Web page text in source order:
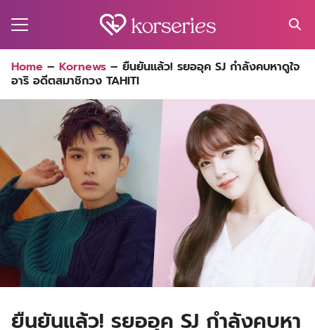
for:
Home – Kornews – ยืนยันแล้ว! รยออุค SJ กำลังคบหาดูใจ
อาริ อดีตสมาชิกวง TAHITI
ยืนยันแล้ว! รยออุค SJ กำลังคบหา